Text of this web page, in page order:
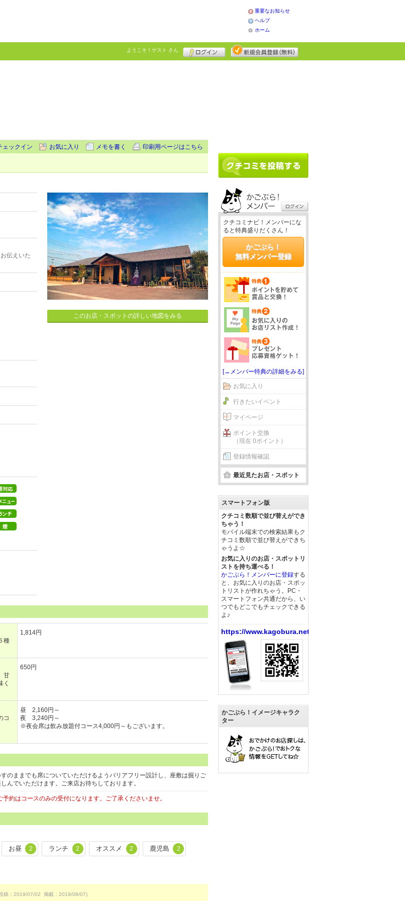
重要なお知らせ
ヘルプ
ホーム
ようこそ！ ゲスト さん
ェックイン お気に入り メモを書く 印刷用ページはこちら
伝えいた
このお店・スポットの詳しい地図をみる
種
1,814円
甘
く
650円
コ
昼 2,160円～
夜 3,240円～
※夜会席は飲み放題付コース4,000円～もございます。
のままでも席についていただけるようバリアフリー設計し、座敷は掘りご
んでいただけます。ご来店お待ちしております。
約はコースのみの受付になります。ご了承くださいませ。
お昼 2 ランチ 2 オススメ 2 鹿児島 2
稿：2019/07/02 掲載：2019/08/07)
クチコミナビ！メンバーにな
ると特典盛りだくさん！
かごぶら！
無料メンバー登録
[→メンバー特典の詳細をみる]
お気に入り
行きたいイベント
マイページ
ポイント交換
（現在 0ポイント）
登録情報確認
最近見たお店・スポット
スマートフォン版
クチコミ数順で並び替えができ
ちゃう！
モバイル端末での検索結果もク
チコミ数順で並び替えができち
ゃうよ☆
お気に入りのお店・スポットリ
ストを持ち運べる！
かごぶら！メンバーに登録する
と、お気に入りのお店・スポッ
トリストが作れちゃう。PC・
スマートフォン共通だから、い
つでもどこでもチェックできる
よ♪
https://www.kagobura.net/
かごぶら！イメージキャラク
ター